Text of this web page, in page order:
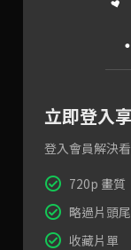
立即登入
登入會員解決
720p 畫質
略過片頭尾
收藏片單